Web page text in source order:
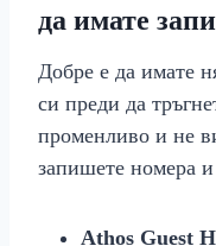
да имате
Добре е да имате
си преди да
променливо и не
запишете номера
Athos Guest